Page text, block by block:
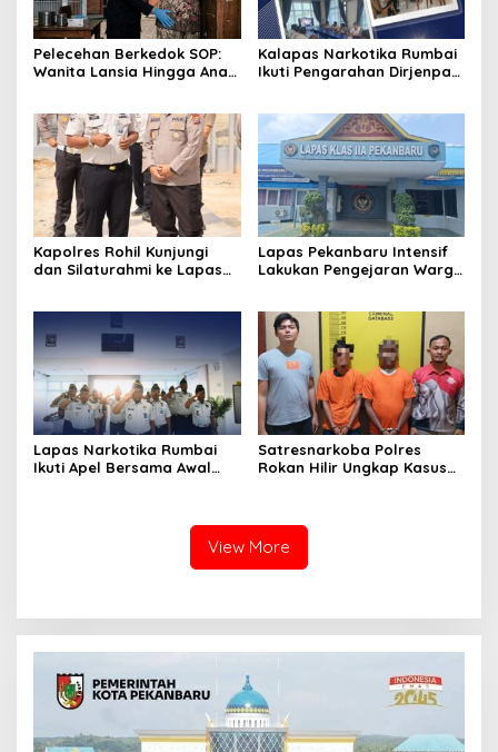
Pelecehan Berkedok SOP:
Wanita Lansia Hingga Anak
Copot Kalapas!
Kalapas Narkotika Rumbai
Ikuti Pengarahan Dirjenpas,
Agustus
Kapolres Rohil Kunjungi
dan Silaturahmi ke Lapas
Lapas Pekanbaru Intensif
Lakukan Pengejaran Warga
Lapas, Kanwil, dan
Kepolisian
Lapas Narkotika Rumbai
Ikuti Apel Bersama Awal
Satresnarkoba Polres
Rokan Hilir Ungkap Kasus
View More